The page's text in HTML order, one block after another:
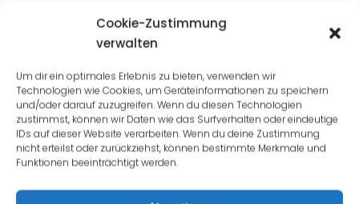
Cookie-Zustimmung
verwalten
Um dir ein optimales Erlebnis zu bieten, verwenden wir
Technologien wie Cookies, um Geräteinformationen zu speichern
und/oder darauf zuzugreifen. Wenn du diesen Technologien
zustimmst, können wir Daten wie das Surfverhalten oder eindeutige
IDs auf dieser Website verarbeiten. Wenn du deine Zustimmung
nicht erteilst oder zurückziehst, können bestimmte Merkmale und
Funktionen beeinträchtigt werden.
FIREFOX FAVORITEN
REPARIEREN
Genauso öffnen Sie nun das
Windows Menü. Dort geben Sie
bei „Zur Suche Text hier eingeben“
bitte „cmd.exe“ ein. Danach